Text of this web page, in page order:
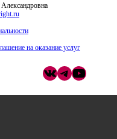
на оказание услуг
ВКонтакте
Telegram
YouTube